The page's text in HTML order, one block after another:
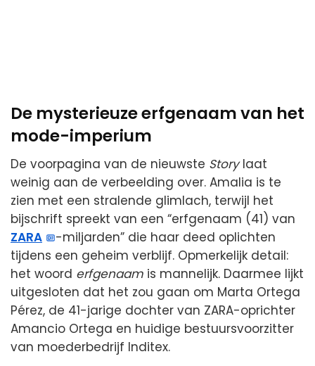
De mysterieuze erfgenaam van het
mode-imperium
De voorpagina van de nieuwste Storylaat
weinig aan de verbeelding over. Amalia is te
zien met een stralende glimlach, terwijl het
bijschrift spreekt van een “erfgenaam (41) van
ZARA
-miljarden” die haar deed oplichten
tijdens een geheim verblijf. Opmerkelijk detail:
het woord erfgenaam is mannelijk. Daarmee lijkt
uitgesloten dat het zou gaan om Marta Ortega
Pérez, de 41-jarige dochter van ZARA-oprichter
Amancio Ortega en huidige bestuursvoorzitter
van moederbedrijf Inditex.